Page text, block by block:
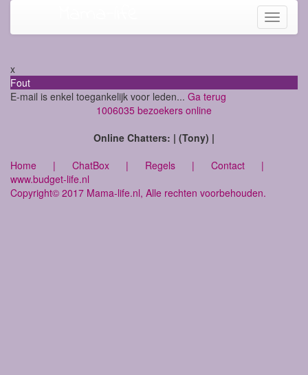
Toggle
x
Fout
E-mail is enkel toegankelijk voor leden... Ga terug
1006035 bezoekers online
Online Chatters: | (Tony) |
Home | ChatBox | Regels | Contact |
www.budget-life.nl
Copyright© 2017 Mama-life.nl, Alle rechten voorbehouden.